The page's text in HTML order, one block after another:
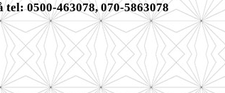
tel:0500-463078,070-5863078